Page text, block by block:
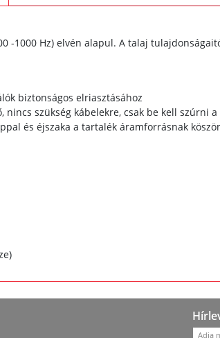
-1000 Hz) elvén alapul. A talaj
biztonságos elriasztásához
szükség kábelekre, csak be kell szúrni
és éjszaka a tartalék áramforrásnak